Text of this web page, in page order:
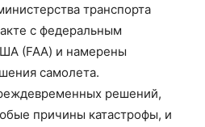
транспорта
с федеральным
(FAA) и намерены
самолета.
решений,
причины катастрофы, и